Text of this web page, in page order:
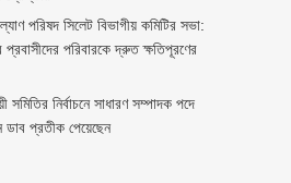
পরিষদ সিলেট বিভাগীয় কমিটির সভা:
পরিবারকে দ্রুত ক্ষতিপূরণের
সমিতির নির্বাচনে সাধারণ সম্পাদক পদে
ডাব প্রতীক পেয়েছেন